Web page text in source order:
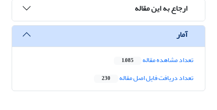
ارجاع به این مقاله
آمار
تعداد مشاهده مقاله 1,085
تعداد دریافت فایل اصل مقاله 230